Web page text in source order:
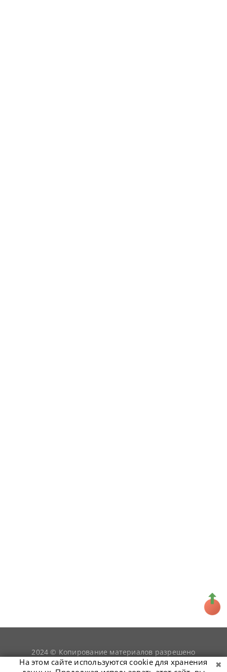
2024 © Копирование материалов разрешено
только при условии гиперссылки наsnookerist.ru
На этом сайте используются cookie для хранения